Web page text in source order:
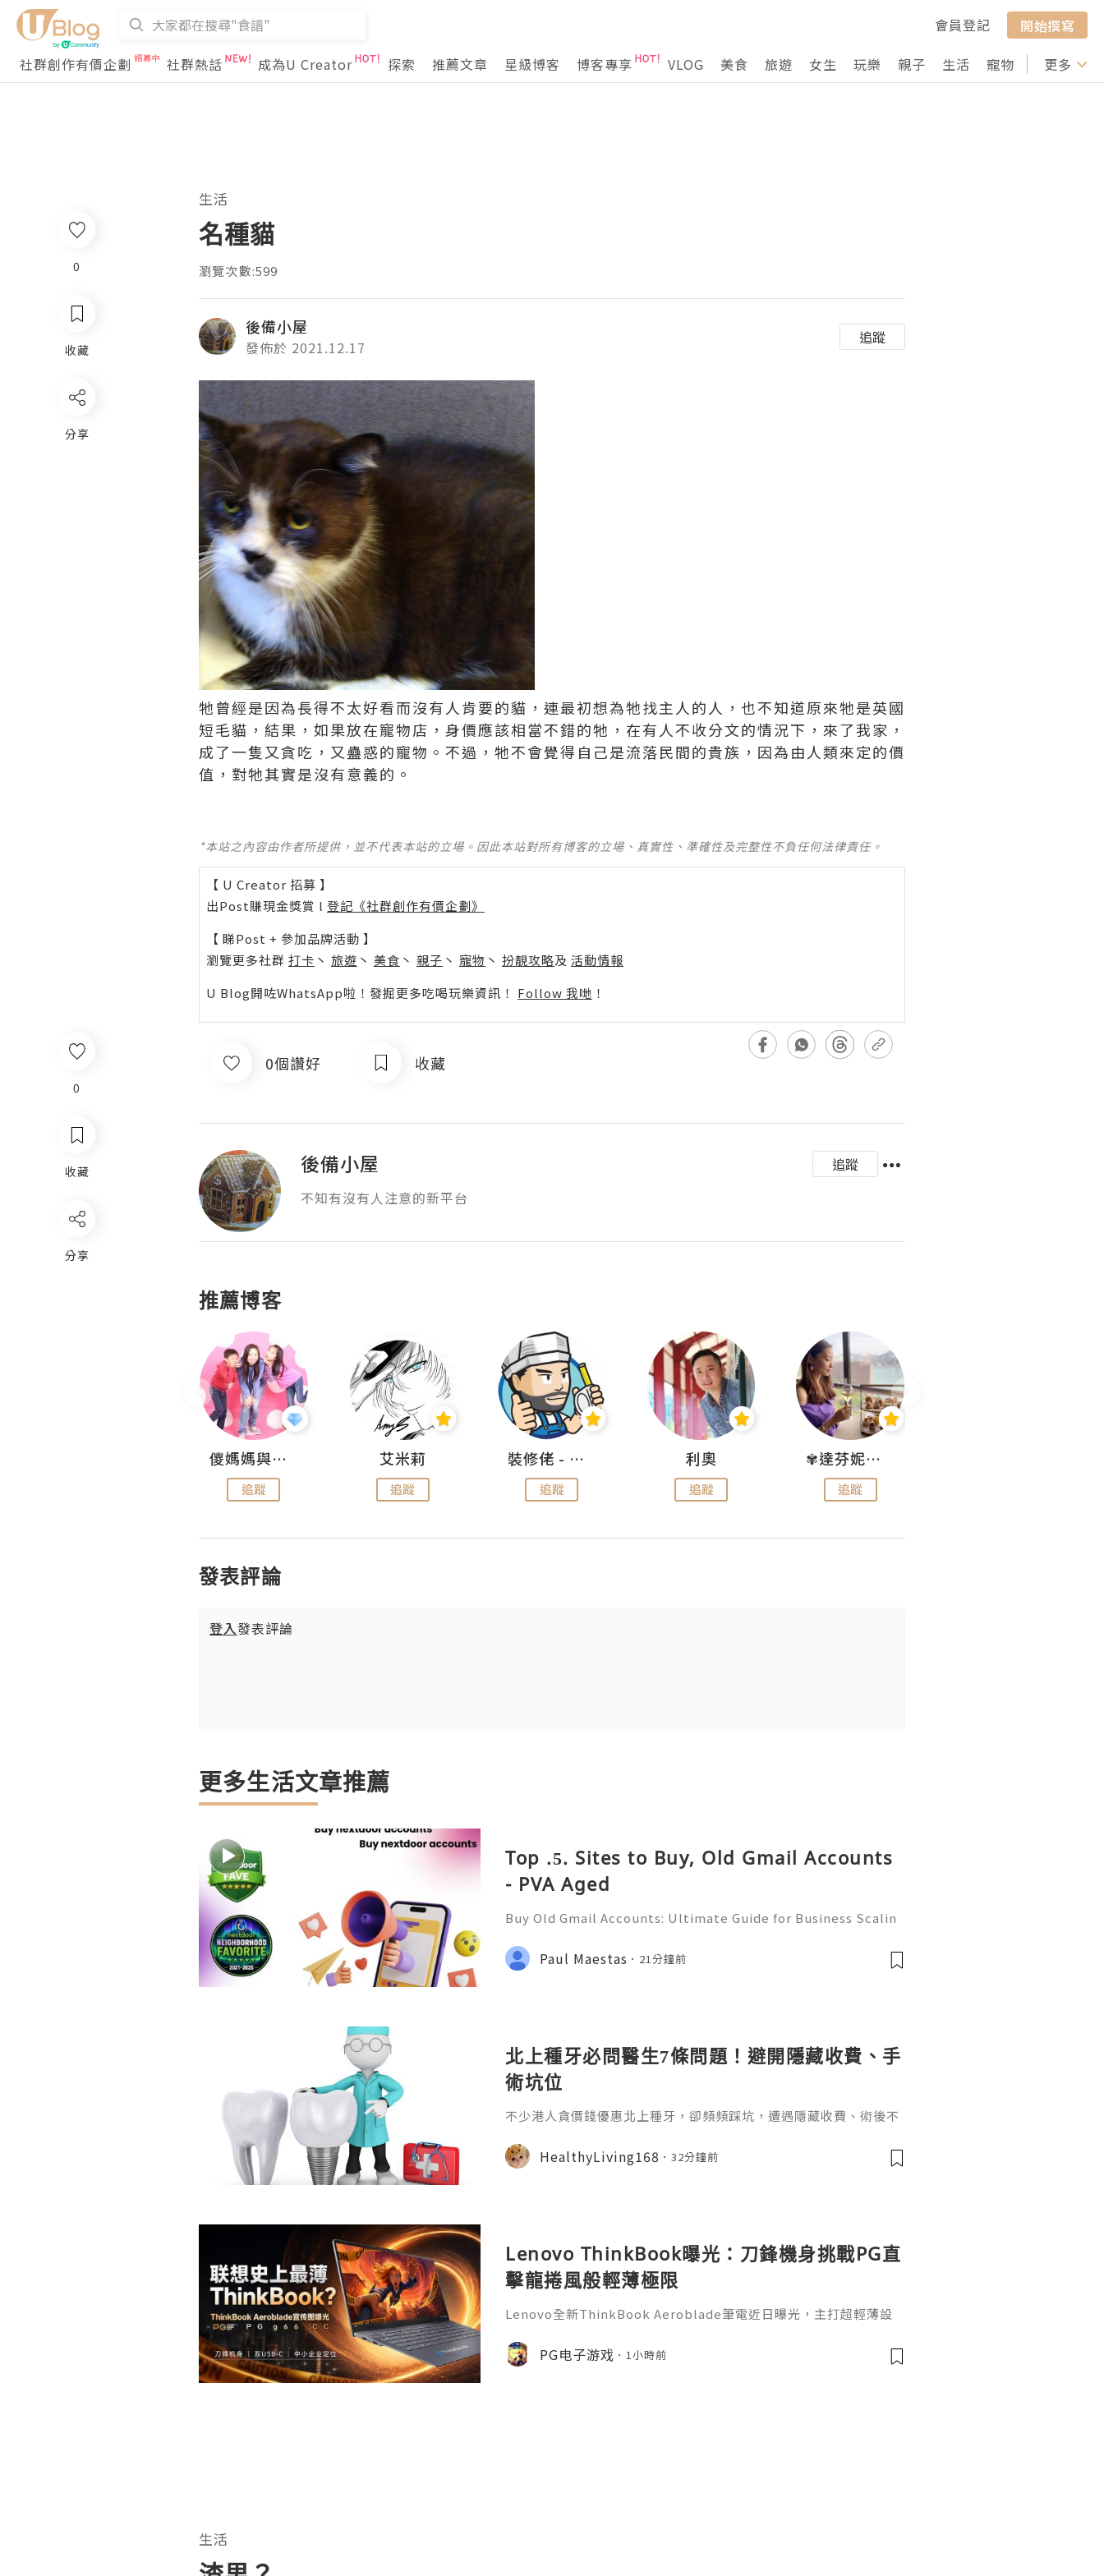
會員登記
開始撰寫
社群創作有價企劃
社群熱話 成為U Creator 探索 推薦文章 星級博客 博客專享 VLOG 美食 旅遊 女生 玩樂 親子 生活 寵物 行山 打卡
更多
0
收藏
分享
生活
名種貓
瀏覽次數:599
後備小屋
發佈於 2021.12.17
追蹤
牠曾經是因為長得不太好看而沒有人肯要的貓，連最初想為牠找主人的人，也不知道原來牠是英國
短毛貓，結果，如果放在寵物店，身價應該相當不錯的牠，在有人不收分文的情況下，來了我家，
成了一隻又貪吃，又蠱惑的寵物。不過，牠不會覺得自己是流落民間的貴族，因為由人類來定的價
值，對牠其實是沒有意義的。
*本站之內容由作者所提供，並不代表本站的立場。因此本站對所有博客的立場、真實性、準確性及完整性不負任何法律責任。
【 U Creator 招募 】
出Post賺現金獎賞 l 登記《社群創作有價企劃》
【 睇Post + 參加品牌活動 】
瀏覽更多社群 打卡 丶 旅遊 丶 美食 丶 親子 丶 寵物 丶 扮靚攻略及 活動情報
U Blog開咗WhatsApp啦！發掘更多吃喝玩樂資訊！ Follow 我哋 ！
0個讚好 收藏
後備小屋
追蹤
不知有沒有人注意的新平台
推薦博客
儍媽媽與兩隻小魔怪之家
追蹤
艾米莉
追蹤
裝修佬 - 香港一站式網上裝修平台
追蹤
利奧
追蹤
✾達芬妮•愛孩子•愛生活✾
追蹤
發表評論
登入發表評論
更多生活文章推薦
Top .5. Sites to Buy, Old Gmail Accounts
- PVA Aged
Buy Old Gmail Accounts: Ultimate Guide for Business Scalin
hatsApp: +1(352)270-0568 ➤ Email: usagoodservicesit@gmai
l.co Meta Description: Looking
Paul Maestas 21分鐘前
北上種牙必問醫生7條問題！避開隱藏收費、手
術坑位
不少港人貪價錢優惠北上種牙，卻頻頻踩坑，遭遇隱藏收費、術後不
骨骼檢測、收費標準、植體資訊、醫生資歷、療程、手術風險及售後
服務，幫大家避開種牙陷阱，安心求診。
HealthyLiving168 32分鐘前
Lenovo ThinkBook曝光：刀鋒機身挑戰PG直
擊龍捲風般輕薄極限
Lenovo全新ThinkBook Aeroblade筆電近日曝光，主打超輕薄設
風》的PG遊戲玩家來說，這款可攜式新品也適合搭配PG電子試玩平
台，隨時開啟娛樂與辦公體驗。據了解，ThinkBook Aeroblade採
PG电子游戏 1小時前
0
收藏
分享
生活